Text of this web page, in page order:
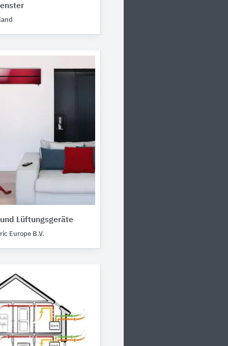
Lüftungsgeräte
Europe B.V.